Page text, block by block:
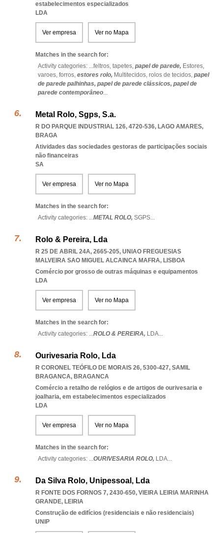
estabelecimentos especializados
LDA
Ver empresa Ver no Mapa
Matches in the search for:
Activity categories: ...feltros, tapetes, papel de parede, Estores,
varoes, forros, estores rolo, Multitecidos, rolos de tecidos, papel
de parede palhinhas, papel de parede clássicos, papel de
parede contemporâneo...
Metal Rolo, Sgps, S.a.
R DO PARQUE INDUSTRIAL 126, 4720-536, LAGO AMARES,
BRAGA
Atividades das sociedades gestoras de participações sociais
não financeiras
SA
Ver empresa Ver no Mapa
Matches in the search for:
Activity categories: ...METAL ROLO, SGPS...
Rolo & Pereira, Lda
R 25 DE ABRIL 24A, 2665-205, UNIAO FREGUESIAS
MALVEIRA SAO MIGUEL ALCAINCA MAFRA, LISBOA
Comércio por grosso de outras máquinas e equipamentos
LDA
Ver empresa Ver no Mapa
Matches in the search for:
Activity categories: ...ROLO & PEREIRA, LDA...
Ourivesaria Rolo, Lda
R CORONEL TEÓFILO DE MORAIS 26, 5300-427, SAMIL
BRAGANCA, BRAGANCA
Comércio a retalho de relógios e de artigos de ourivesaria e
joalharia, em estabelecimentos especializados
LDA
Ver empresa Ver no Mapa
Matches in the search for:
Activity categories: ...OURIVESARIA ROLO, LDA...
Da Silva Rolo, Unipessoal, Lda
R FONTE DOS FORNOS 7, 2430-650, VIEIRA LEIRIA MARINHA
GRANDE, LEIRIA
Construção de edifícios (residenciais e não residenciais)
UNIP